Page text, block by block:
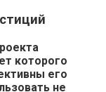
которого
его
не